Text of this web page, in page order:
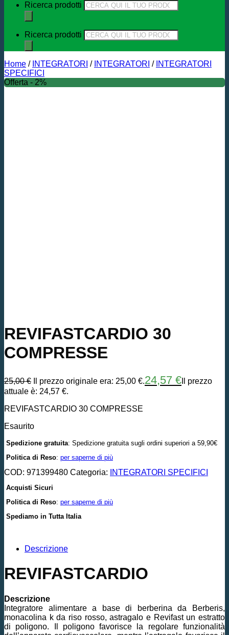
Ricerca prodotti
Ricerca prodotti
Home / INTEGRATORI / INTEGRATORI / INTEGRATORI
SPECIFICI
Offerta - 2%
REVIFASTCARDIO 30
COMPRESSE
25,00€ Il prezzo originale era: 25,00 €.24,57 € Il prezzo
attuale è: 24,57 €.
REVIFASTCARDIO 30 COMPRESSE
Esaurito
Spedizione gratuita: Spedizione gratuita sugli ordini superiori a 59,90€
Politica di Reso: per saperne di più
COD: 971399480 Categoria: INTEGRATORI SPECIFICI
Acquisti Sicuri
Politica di Reso: per saperne di più
Spediamo in Tutta Italia
Descrizione
REVIFASTCARDIO
Descrizione
Integratore alimentare a base di berberina da Berberis,
monacolina k da riso rosso, astragalo e Revifast un estratto
di poligono. Il poligono favorisce la regolare funzionalità